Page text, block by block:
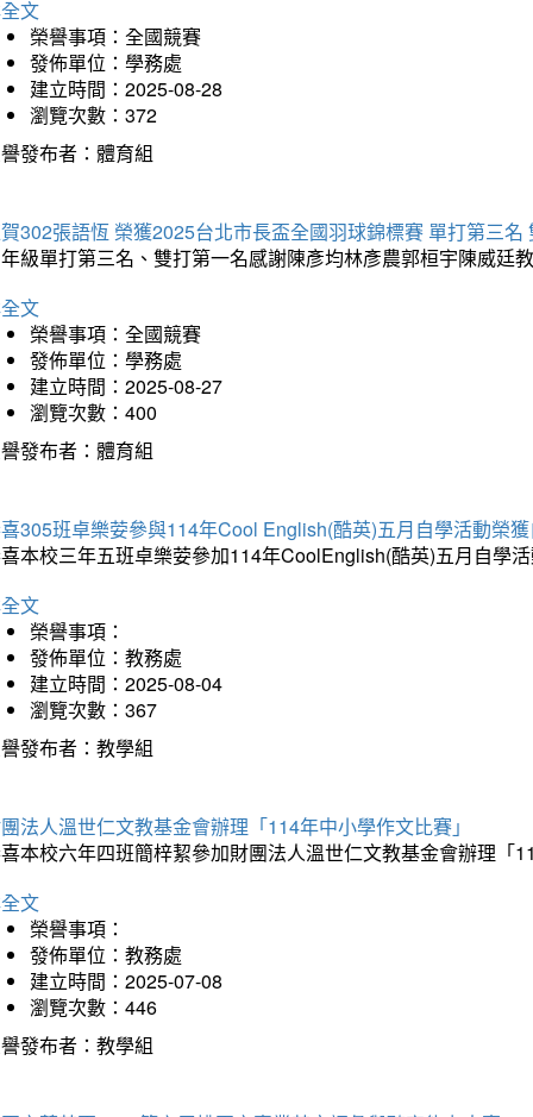
文
榮譽事項：全國競賽
發佈單位：學務處
建立時間：2025-08-28
瀏覽次數：372
發布者：體育組
302張語恆 榮獲2025台北市長盃全國羽球錦標賽 單打第三名
級單打第三名、雙打第一名感謝陳彥均林彥農郭桓宇陳威廷
文
榮譽事項：全國競賽
發佈單位：學務處
建立時間：2025-08-27
瀏覽次數：400
發布者：體育組
305班卓樂荌參與114年Cool English(酷英)五月自學活動榮
本校三年五班卓樂荌參加114年CoolEnglish(酷英)五月自學
文
榮譽事項：
發佈單位：教務處
建立時間：2025-08-04
瀏覽次數：367
發布者：教學組
法人溫世仁文教基金會辦理「114年中小學作文比賽」
本校六年四班簡梓絜參加財團法人溫世仁文教基金會辦理「
文
榮譽事項：
發佈單位：教務處
建立時間：2025-07-08
瀏覽次數：446
發布者：教學組